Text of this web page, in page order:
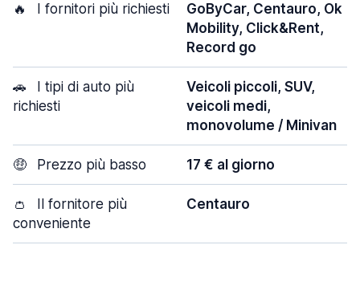
🔥 I fornitori più richiesti
GoByCar, Centauro, Ok
Mobility, Click&Rent,
Record go
🚗
I tipi di auto più
richiesti
Veicoli piccoli, SUV,
veicoli medi,
monovolume / Minivan
🤑 Prezzo più basso 17 € al giorno
👛
Il fornitore più
conveniente
Centauro